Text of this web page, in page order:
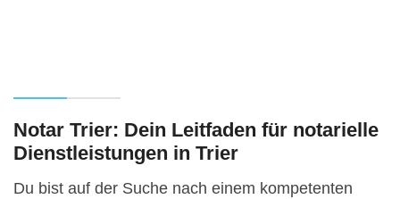
Notar Trier: Dein Leitfaden für notarielle
Dienstleistungen in Trier
Du bist auf der Suche nach einem kompetenten